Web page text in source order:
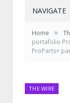
NAVIGATE
Home »
portafolio
ProParts+
THE WIRE